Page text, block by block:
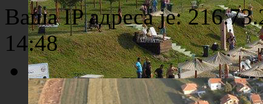
Плажа "Топољар" - Поглед са торња
Ваша IP адреса је:
14:48